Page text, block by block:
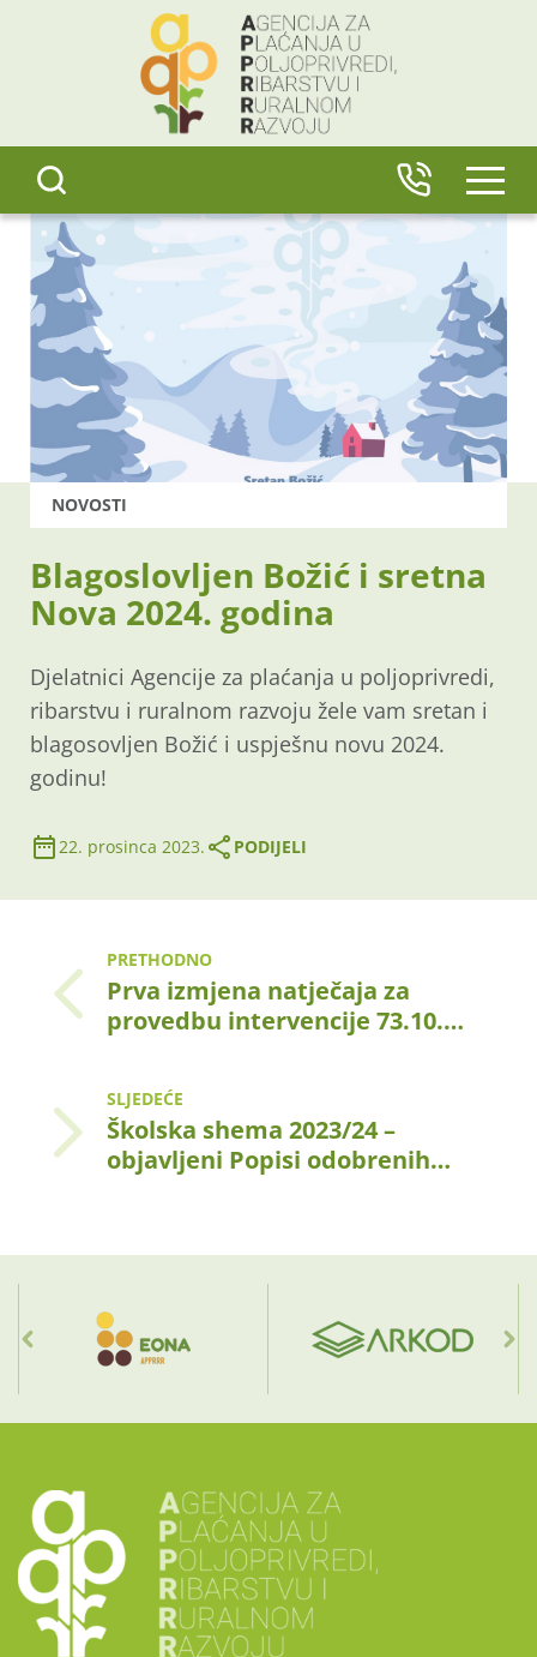
NOVOSTI
Blagoslovljen Božić i sretna
Nova 2024. godina
Djelatnici Agencije za plaćanja u poljoprivredi,
ribarstvu i ruralnom razvoju žele vam sretan i
blagosovljen Božić i uspješnu novu 2024.
godinu!
22. prosinca 2023. PODIJELI
PRETHODNO
Prva izmjena natječaja za
provedbu intervencije 73.10.…
SLJEDEĆE
Školska shema 2023/24 –
objavljeni Popisi odobrenih…